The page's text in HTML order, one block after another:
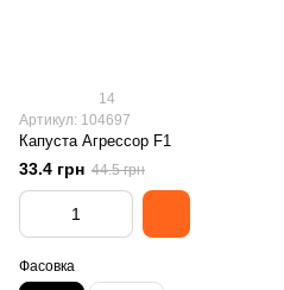
14
Артикул: 104697
Капуста Агрессор F1
33.4 грн 44.5 грн
Фасовка